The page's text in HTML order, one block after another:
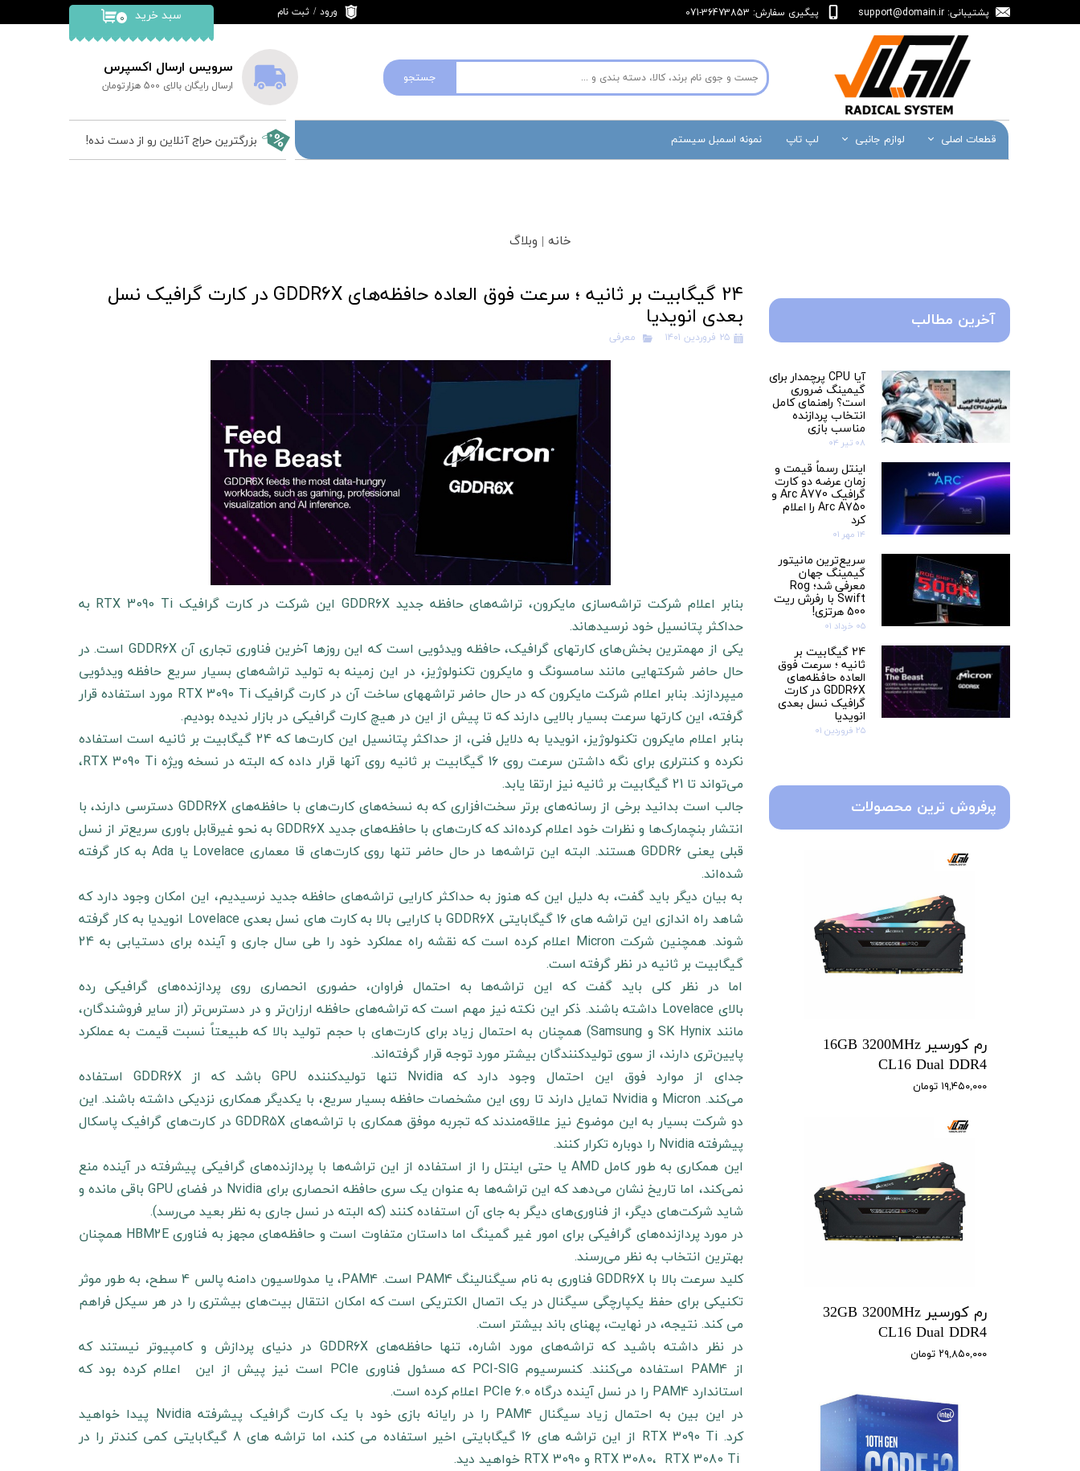
جستجو
سرویس ارسال اکسپرس
ارسال رایگان بالای 500 هزارتومان
پشتیبانی:support@domain.ir پیگیری سفارش: 36473853-071 ۰ سبد خرید ورود / ثبت نام
تغییر گذر واژه
سفارشات
خروج از حساب
قطعات اصلی لوازم جانبی لپ تاپ نمونه اسمبل سیستم بزرگترین حراج آنلاین رو از دست نده!
خانه | وبلاگ
24 گیگابیت بر ثانیه ؛ سرعت فوق العاده حافظه‌‎های GDDR6X در کارت گرافیک نسل
بعدی انویدیا
۲۵ فروردین ۱۴۰۱ معرفی
بنابر اعلام شرکت تراشه‌سازی مایکرون، تراشه‌‎های حافظه جدید GDDR6X این شرکت در کارت گرافیک RTX 3090 Ti به
حداکثر پتانسیل خود نرسیده‎اند.
یکی از مهمترین بخش‌های کارت‎های گرافیک، حافظه ویدئویی است که این روزها آخرین فناوری تجاری آن GDDR6X است. در
حال حاضر شرکت‎هایی مانند سامسونگ و مایکرون تکنولوژیز، در این زمینه به تولید تراشه‌های بسیار سریع حافظه ویدئویی
می‎پردازند. بنابر اعلام شرکت مایکرون که در حال حاضر تراشه‎های ساخت آن در کارت گرافیک RTX 3090 Ti مورد استفاده قرار
گرفته، این کارت‎ها سرعت بسیار بالایی دارند که تا پیش از این در هیچ کارت گرافیکی در بازار ندیده بودیم.
بنابر اعلام مایکرون تکنولوژیز، انویدیا به دلایل فنی، از حداکثر پتانسیل این کارت‌ها که 24 گیگابیت بر ثانیه است استفاده
نکرده و کنترلری برای نگه داشتن سرعت روی 16 گیگابیت بر ثانیه روی آنها قرار داده‌ که البته در نسخه ویژه RTX 3090 Ti،
می‌‎تواند تا 21 گیگابیت بر ثانیه نیز ارتقا یابد.
جالب است بدانید برخی از رسانه‌های برتر سخت‌افزاری که به نسخه‌های کارت‌های با حافظه‌های GDDR6X دسترسی دارند، با
انتشار بنچمارک‌ها و نظرات خود اعلام کرده‌اند که کارت‌های با حافظه‌های جدید GDDR6X به نحو غیرقابل باوری سریع‌تر از نسل
قبلی یعنی GDDR6 هستند. البته این تراشه‌ها در حال حاضر تنها روی کارت‌های قا معماری Lovelace یا Ada به کار گرفته
شده‌اند.
به بیان دیگر باید گفت، به دلیل این که هنوز به حداکثر کارایی تراشه‌های حافظه جدید نرسیدیم، این امکان وجود دارد که
شاهد راه اندازی این تراشه های 16 گیگابایتی GDDR6X با کارایی بالا به کارت های نسل بعدی Lovelace انویدیا به کار گرفته
شوند. همچنین شرکت Micron اعلام کرده است که نقشه راه عملکرد خود را طی سال جاری و آینده برای دستیابی به 24
گیگابیت بر ثانیه در نظر گرفته است.
اما در نظر کلی باید گفت که این تراشه‌ها به احتمال فراوان، حضوری انحصاری روی پردازنده‌های گرافیکی رده
بالای Lovelace داشته باشند. ذکر این نکته نیز مهم است که تراشه‌های حافظه ارزان‌تر و در دسترس‌تر (از سایر فروشندگان،
مانند SK Hynix و Samsung) همچنان به احتمال زیاد برای کارت‌های با حجم تولید بالا که طبیعتاً نسبت قیمت به عملکرد
پایین‌تری دارند، از سوی تولیدکنندگان بیشتر مورد توجه قرار گرفته‌اند.
جدای از موارد فوق این احتمال وجود دارد که Nvidia تنها تولیدکننده GPU باشد که از GDDR6X استفاده
می‌کند. Micron و Nvidia تمایل دارند تا روی این مشخصات حافظه بسیار سریع، با یکدیگر همکاری نزدیکی داشته باشند. این
دو شرکت بسیار به این موضوع نیز علاقه‌مندند که تجربه موفق همکاری با تراشه‌های GDDR5X در کارت‌های گرافیک پاسکال
پیشرفته Nvidia را دوباره تکرار کنند.
این همکاری به طور کامل AMD یا حتی اینتل را از استفاده از این تراشه‌ها با پردازنده‌های گرافیکی پیشرفته در آینده منع
نمی‌کند، اما تاریخ نشان می‌دهد که این تراشه‌ها به عنوان یک سری حافظه انحصاری برای Nvidia در فضای GPU باقی مانده و
شاید شرکت‌های دیگر، از فناوری‌های دیگر به جای آن استفاده کنند (که البته در نسل جاری به نظر بعید می‌رسد).
در مورد پردازنده‌های گرافیکی برای امور غیر گمینگ اما داستان متفاوت است و حافظه‌های مجهز به فناوری HBM2E همچنان
بهترین انتخاب به نظر می‌رسند.
کلید سرعت بالا با GDDR6X فناوری به نام سیگنالینگ PAM4 است. PAM4، یا مدولاسیون دامنه پالس 4 سطح، به طور موثر
تکنیکی برای حفظ یکپارچگی سیگنال در یک اتصال الکتریکی است که امکان انتقال بیت‌های بیشتری را در هر سیکل فراهم
می کند. نتیجه، در نهایت، پهنای باند بیشتر است.
در نظر داشته باشید که تراشه‌های مورد اشاره، تنها حافظه‌های GDDR6X در دنیای پردازش و کامپیوتر نیستند که
از PAM4 استفاده می‌کنند. کنسرسیوم PCI-SIG که مسئول فناوری PCIe است نیز پیش از این اعلام کرده بود که
استاندارد PAM4 را در نسل آینده درگاه PCIe 6.0 اعلام کرده است.
در این بین به احتمال زیاد سیگنال PAM4 را در رایانه بازی خود با یک کارت گرافیک پیشرفته Nvidia پیدا خواهید
کرد. RTX 3090 Ti از این تراشه های 16 گیگابایتی اخیر استفاده می کند، اما تراشه های 8 گیگابایتی کمی کندتر را در
RTX 3080، RTX 3080 Ti و RTX 3090 خواهید دید.
رم کورسیر 16GB 3200MHz
CL16 Dual DDR4
۱۹,۴۵۰,۰۰۰ تومان
رم کورسیر 32GB 3200MHz
CL16 Dual DDR4
۲۹,۸۵۰,۰۰۰ تومان
پرفروش ترین محصولات
آخرین مطالب
آیا CPU پرچمدار برای
گیمینگ ضروری
است؟ راهنمای کامل
انتخاب پردازنده
مناسب بازی
۰۸ تیر ۰۴
اینتل رسماً قیمت و
زمان عرضه دو کارت‌
گرافیک Arc A770 و
Arc A750 را اعلام
کرد
۱۴ مهر ۰۱
سریع‌ترین مانیتور
گیمینگ جهان
معرفی شد؛ Rog
Swift با رفرش ریت
500 هرتزی!
۰۵ خرداد ۰۱
24 گیگابیت بر
ثانیه ؛ سرعت فوق
العاده حافظه‌‎های
GDDR6X در کارت
گرافیک نسل بعدی
انویدیا
۲۵ فروردین ۰۱